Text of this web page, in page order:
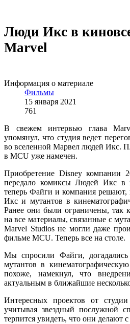
Люди Икс в
Marvel
Информация о материале
Фильмы
15 января 2021
761
В свежем интервью глава
упомянул, что студия ведет
во вселенной Марвел людей Икс.
в MCU уже намечен.
Приобретение Disney компании
передало комиксы Людей Икс в
теперь Файги и компания решают,
Икс и мутантов в
Ранее они были ограничены, так
на все материалы, связанные с
Marvel Studios не могли даже
фильме MCU. Теперь все на столе.
Мы спросили Файги,
мутантов в
похоже, намекнул, что
актуальным в ближайшие
Интересных проектов от
учитывая звездный послужной
терпится увидеть, что они